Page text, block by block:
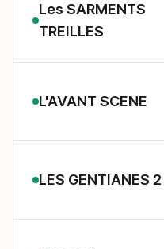
Les SARMENTS
TREILLES
L'AVANT SCENE
LES GENTIANES 2